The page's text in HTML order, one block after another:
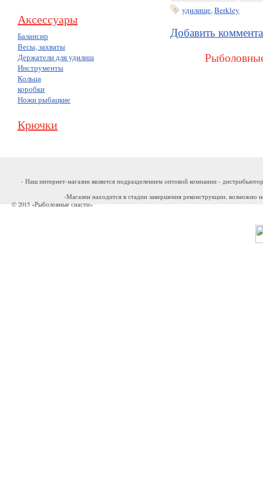
Аксессуары
Балансир
Весы, захваты
Держатели для удилищ
Инструменты
Кольца
коробки
Ножи рыбацкие
Крючки
удилище,Berkley
Добавить
- Наш интернет-магазин является подразделением оптовой компании -
-Магазин находится в стадии завершения реконструкции, возможно
© 2015 «Рыболовные снасти»